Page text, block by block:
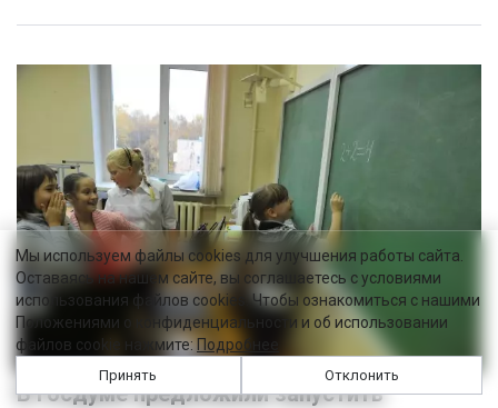
В Госдуме предложили запустить
Мы используем файлы cookies для улучшения работы сайта.
Оставаясь на нашем сайте, вы соглашаетесь с условиями
использования файлов cookies. Чтобы ознакомиться с нашими
Положениями о конфиденциальности и об использовании
файлов cookie нажмите:Подробнее
Принять Отклонить